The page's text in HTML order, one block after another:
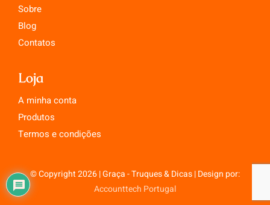
Sobre
Blog
Contatos
Loja
A minha conta
Produtos
Termos e condições
© Copyright 2026 | Graça - Truques & Dicas | Design por:
Accounttech Portugal